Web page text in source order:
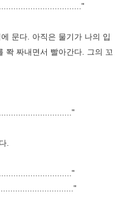
문다. 아직은 물기가 나의 입
쫙 짜내면서 빨아간다.
그의 꼬
.